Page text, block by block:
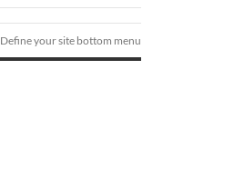
Define your site bottom menu